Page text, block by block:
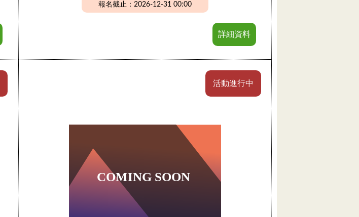
報名截止：2026-12-31 00:00
詳細資料
活動進行中